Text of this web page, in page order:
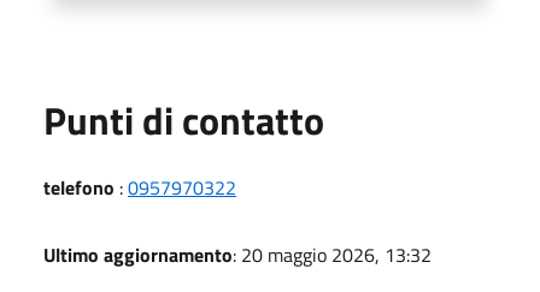
Punti di contatto
telefono :0957970322
Ultimo aggiornamento: 20 maggio 2026, 13:32